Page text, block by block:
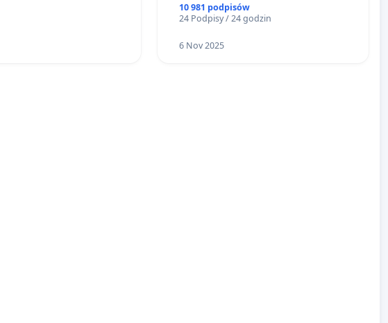
10 981 podpisów
24 Podpisy / 24 godzin
6 Nov 2025